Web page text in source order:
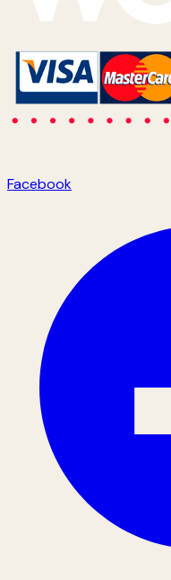
Facebook